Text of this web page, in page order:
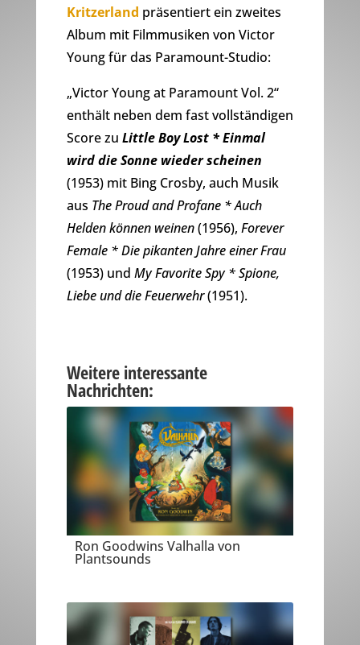
Kritzerland präsentiert ein zweites
Album mit Filmmusiken von Victor
Young für das Paramount-Studio:
„Victor Young at Paramount Vol. 2“
enthält neben dem fast vollständigen
Score zu Little Boy Lost * Einmal
wird die Sonne wieder scheinen
(1953) mit Bing Crosby, auch Musik
aus The Proud and Profane * Auch
Helden können weinen(1956), Forever
Female * Die pikanten Jahre einer Frau
(1953) und My Favorite Spy * Spione,
Liebe und die Feuerwehr(1951).
Weitere interessante
Nachrichten:
Ron Goodwins Valhalla von
Plantsounds